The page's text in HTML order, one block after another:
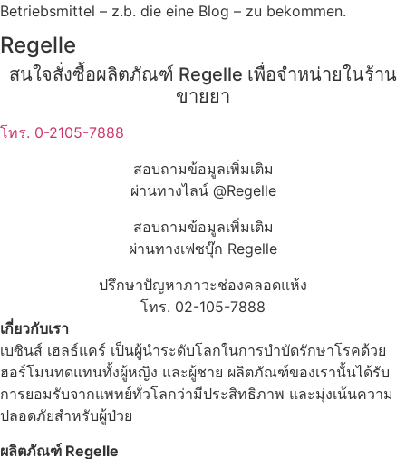
Betriebsmittel – z.b. die eine Blog – zu bekommen.
Regelle
สนใจสั่งซื้อผลิตภัณฑ์ Regelle เพื่อจำหน่ายในร้าน
ขายยา
โทร. 0-2105-7888
สอบถามข้อมูลเพิ่มเติม
ผ่านทางไลน์ @Regelle
สอบถามข้อมูลเพิ่มเติม
ผ่านทางเฟซบุ๊ก Regelle
ปรึกษาปัญหาภาวะช่องคลอดแห้ง
โทร. 02-105-7888
เกี่ยวกับเรา
เบซินส์ เฮลธ์แคร์ เป็นผู้นำระดับโลกในการบำบัดรักษาโรคด้วย
ฮอร์โมนทดแทนทั้งผู้หญิง และผู้ชาย ผลิตภัณฑ์ของเรานั้นได้รับ
การยอมรับจากแพทย์ทั่วโลกว่ามีประสิทธิภาพ และมุ่งเน้นความ
ปลอดภัยสำหรับผู้ป่วย
ผลิตภัณฑ์ Regelle